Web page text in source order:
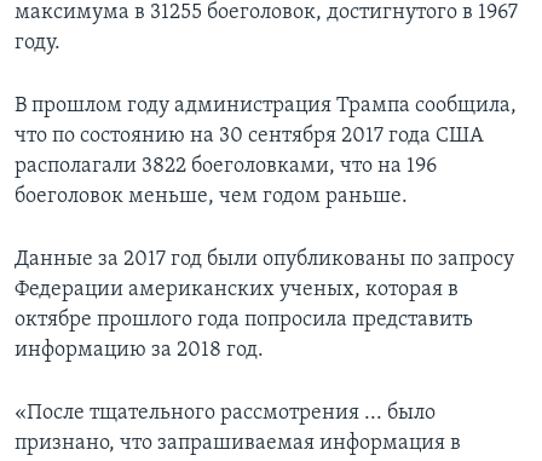
максимума в 31255 боеголовок, достигнутого в 1967
году.
В прошлом году администрация Трампа сообщила,
что по состоянию на 30 сентября 2017 года США
располагали 3822 боеголовками, что на 196
боеголовок меньше, чем годом раньше.
Данные за 2017 год были опубликованы по запросу
Федерации американских ученых, которая в
октябре прошлого года попросила представить
информацию за 2018 год.
«После тщательного рассмотрения ... было
признано, что запрашиваемая информация в